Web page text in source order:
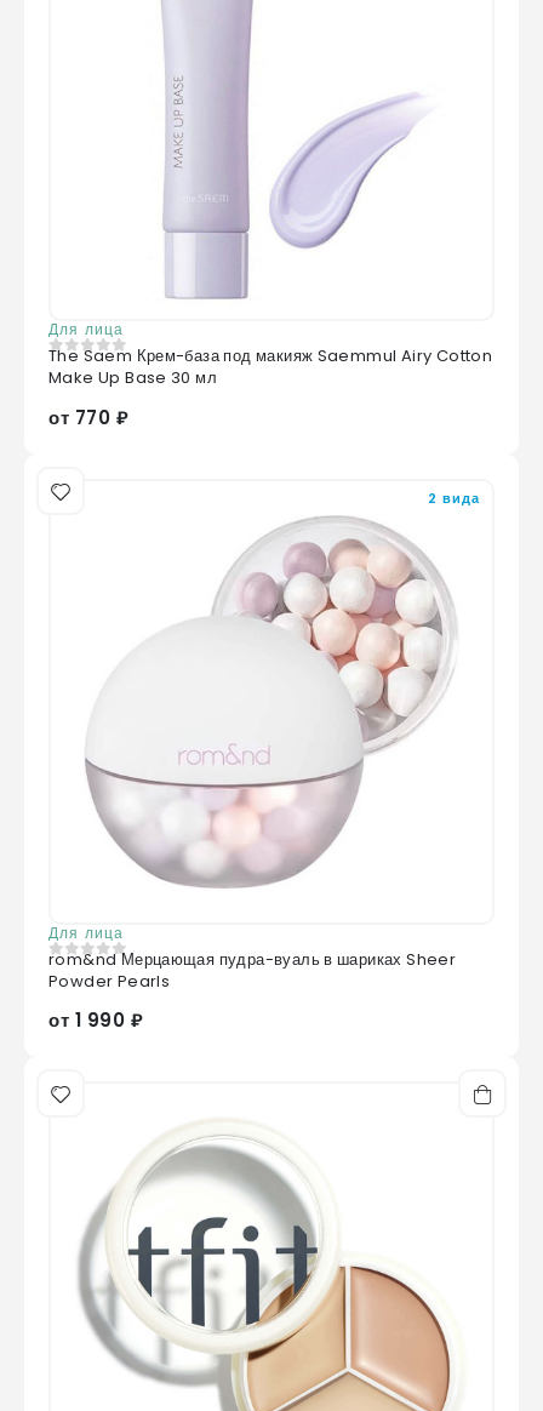
Для лица
0из 5
The Saem Крем-база под макияж Saemmul Airy Cotton
Make Up Base 30 мл
от 770 ₽
2 вида
Для лица
0из 5
rom&nd Мерцающая пудра-вуаль в шариках Sheer
Powder Pearls
от 1 990 ₽